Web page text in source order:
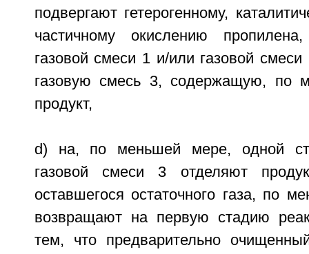
подвергают гетерогенному,
частичному окислению
газовой смеси 1 и/или газовой
газовую смесь 3, содержащую, по
продукт,
d) на, по меньшей мере, одной
газовой смеси 3 отделяют
оставшегося остаточного газа, по
возвращают на первую стадию
тем, что предварительно